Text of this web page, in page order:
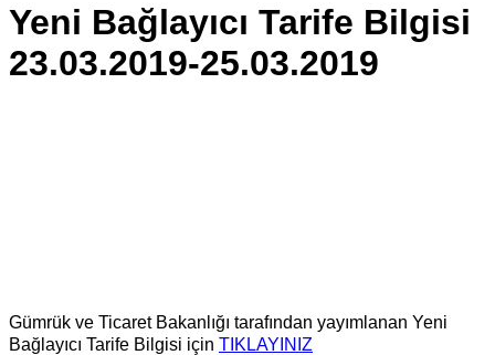
Yeni Bağlayıcı Tarife Bilgisi
23.03.2019-25.03.2019
Gümrük ve Ticaret Bakanlığı tarafından yayımlanan Yeni
Bağlayıcı Tarife Bilgisi için TIKLAYINIZ